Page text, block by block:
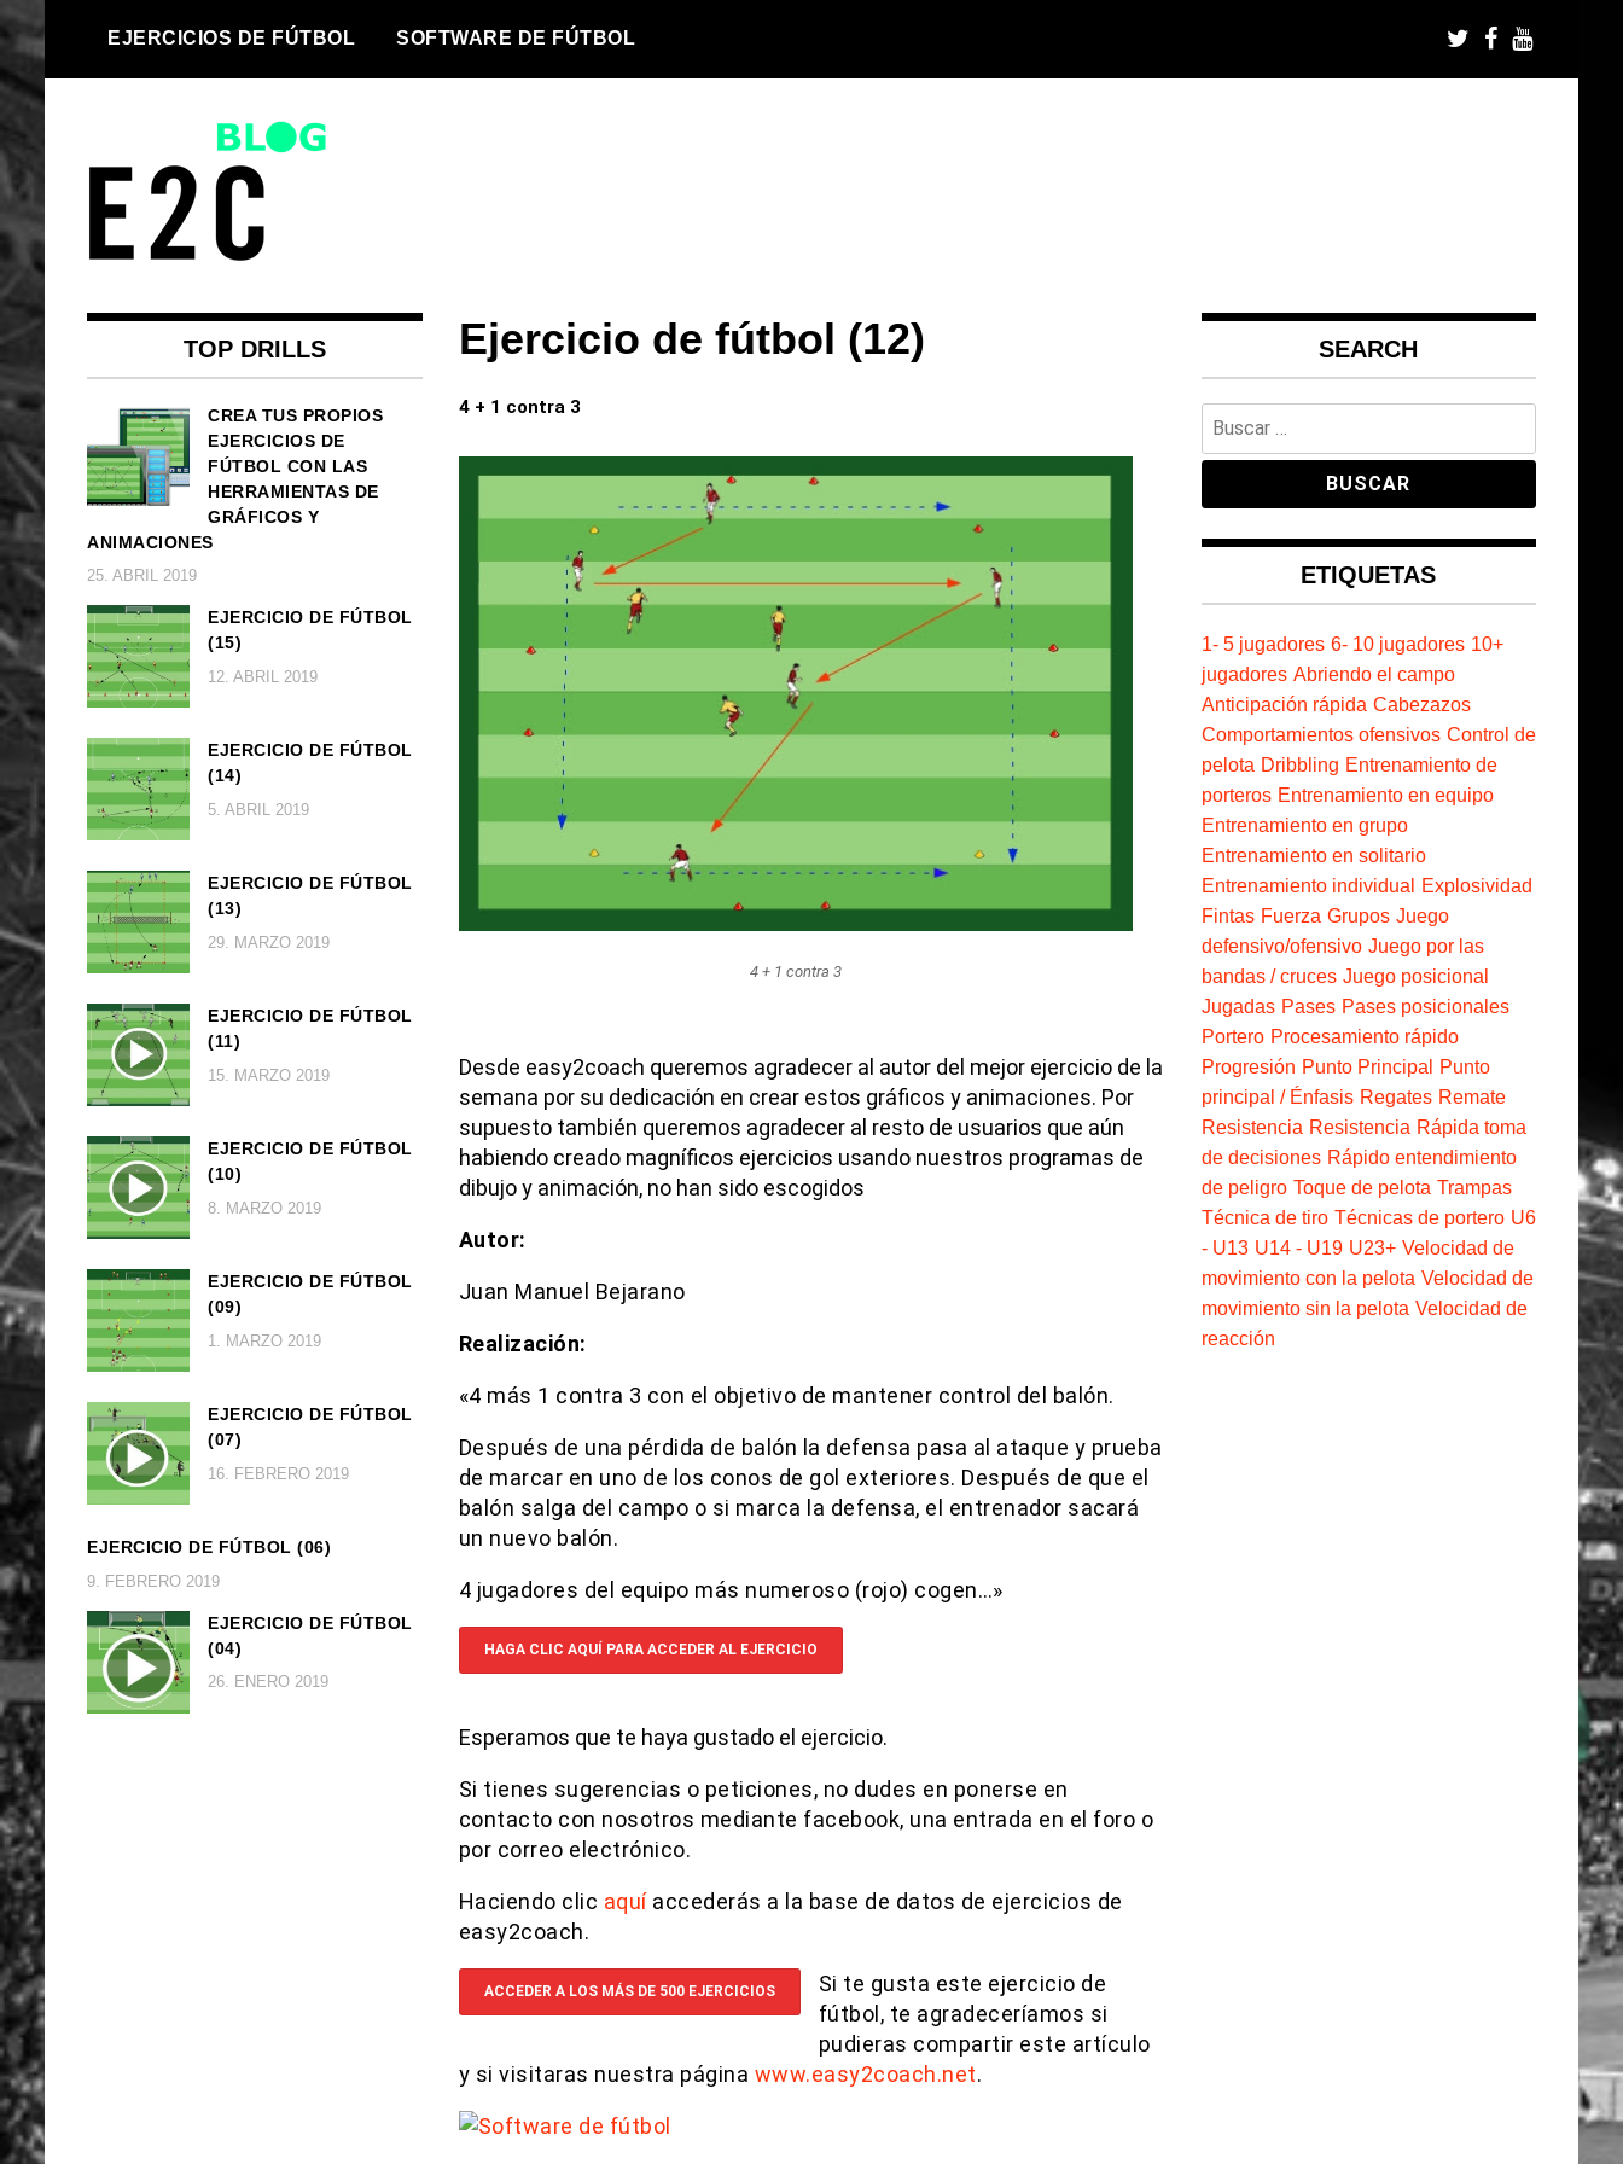
to
content
EJERCICIOS DE FÚTBOL SOFTWARE DE FÚTBOL
Top football
drills and
football
software
the next level | Football drills and
football software for every team
Ejercicio de fútbol (12)
4 + 1 contra 3
4 + 1 contra 3
Desde easy2coach queremos agradecer al autor del mejor ejercicio de la
semana por su dedicación en crear estos gráficos y animaciones. Por
supuesto también queremos agradecer al resto de usuarios que aún
habiendo creado magníficos ejercicios usando nuestros programas de
dibujo y animación, no han sido escogidos
Autor:
Juan Manuel Bejarano
Realización:
«4 más 1 contra 3 con el objetivo de mantener control del balón.
Después de una pérdida de balón la defensa pasa al ataque y prueba
de marcar en uno de los conos de gol exteriores. Después de que el
balón salga del campo o si marca la defensa, el entrenador sacará
un nuevo balón.
4 jugadores del equipo más numeroso (rojo) cogen…»
HAGA CLIC AQUÍ PARA ACCEDER AL EJERCICIO
Esperamos que te haya gustado el ejercicio.
Si tienes sugerencias o peticiones, no dudes en ponerse en
contacto con nosotros mediante facebook, una entrada en el foro o
por correo electrónico.
Haciendo clic aquí accederás a la base de datos de ejercicios de
easy2coach.
ACCEDER A LOS MÁS DE 500 EJERCICIOS
Si te gusta este ejercicio de
fútbol, te agradeceríamos si
pudieras compartir este artículo
y si visitaras nuestra página www.easy2coach.net.
TOP DRILLS
CREA TUS PROPIOS
EJERCICIOS DE
FÚTBOL CON LAS
HERRAMIENTAS DE
GRÁFICOS Y
ANIMACIONES
25. ABRIL 2019
EJERCICIO DE FÚTBOL
(15)
12. ABRIL 2019
EJERCICIO DE FÚTBOL
(14)
5. ABRIL 2019
EJERCICIO DE FÚTBOL
(13)
29. MARZO 2019
EJERCICIO DE FÚTBOL
(11)
15. MARZO 2019
EJERCICIO DE FÚTBOL
(10)
8. MARZO 2019
EJERCICIO DE FÚTBOL
(09)
1. MARZO 2019
EJERCICIO DE FÚTBOL
(07)
16. FEBRERO 2019
EJERCICIO DE FÚTBOL (06)
9. FEBRERO 2019
EJERCICIO DE FÚTBOL
(04)
26. ENERO 2019
SEARCH
Buscar:
ETIQUETAS
1- 5 jugadores 6- 10 jugadores 10+
jugadores Abriendo el campo
Anticipación rápida Cabezazos
Comportamientos ofensivos Control de
pelota Dribbling Entrenamiento de
porteros Entrenamiento en equipo
Entrenamiento en grupo
Entrenamiento en solitario
Entrenamiento individual Explosividad
Fintas Fuerza Grupos Juego
defensivo/ofensivo Juego por las
bandas / cruces Juego posicional
Jugadas Pases Pases posicionales
Portero Procesamiento rápido
Progresión Punto Principal Punto
principal / Énfasis Regates Remate
Resistencia Resistencia Rápida toma
de decisiones Rápido entendimiento
de peligro Toque de pelota Trampas
Técnica de tiro Técnicas de portero U6
- U13 U14 - U19 U23+ Velocidad de
movimiento con la pelota Velocidad de
movimiento sin la pelota Velocidad de
reacción